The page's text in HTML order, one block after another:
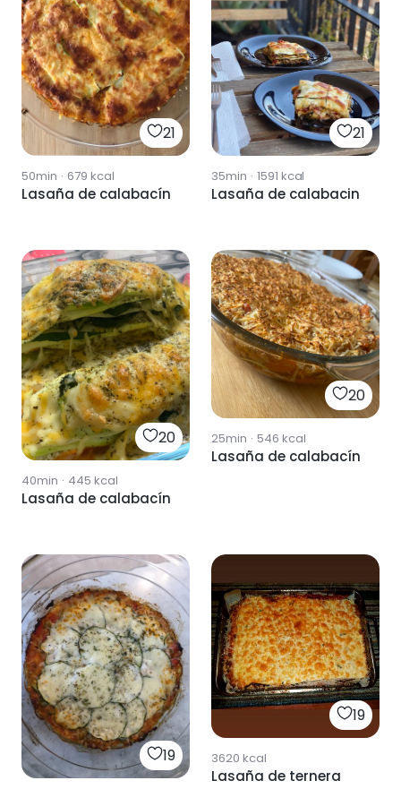
21
50min · 679 kcal
Lasaña de calabacín
21
35min · 1591 kcal
Lasaña de calabacin
20
40min · 445 kcal
Lasaña de calabacín
20
25min · 546 kcal
Lasaña de calabacín
19
19
3620 kcal
Lasaña de ternera